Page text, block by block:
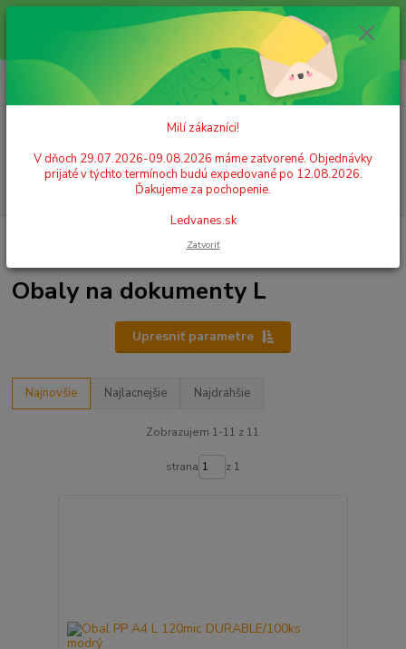
Milí zákazníci! V dňoch 29.07.2026-09.08.2026 máme zatvorené.
Objednávky prijaté v týchto termínoch budú expedované po 12.08.2026.
Ďakujeme za pochopenie. Ledvanes.sk
+421 908 755 958
Po. - Pia. od 9:00 hod. - 16:00 hod.
za0,00 EUR
Obaly na dokumenty L
Upresniť parametre
Najnovšie Najlacnejšie Najdrahšie
Zobrazujem 1-11 z 11
strana z 1
Milí zákazníci!
V dňoch 29.07.2026-09.08.2026 máme zatvorené. Objednávky
prijaté v týchto termínoch budú expedované po 12.08.2026.
Ďakujeme za pochopenie.
Ledvanes.sk
Zatvoriť